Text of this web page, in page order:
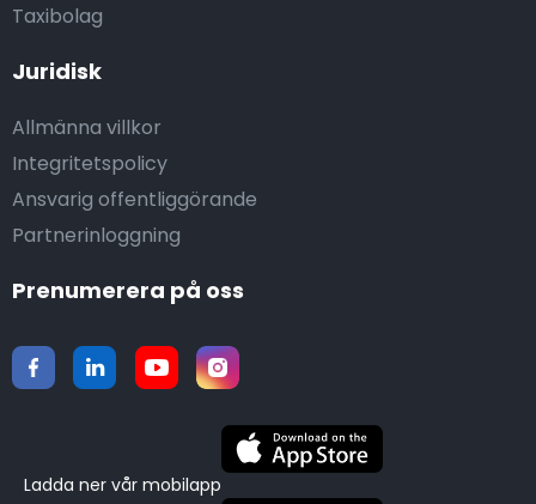
Taxibolag
Juridisk
Allmänna villkor
Integritetspolicy
Ansvarig offentliggörande
Partnerinloggning
Prenumerera på oss
Ladda ner vår mobilapp